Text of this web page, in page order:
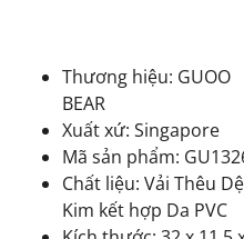
Thương hiệu: GUOO
BEAR
Xuất xứ: Singapore
Mã sản phẩm:
Chất liệu: Vải Thêu
Kim kết hợp Da PVC